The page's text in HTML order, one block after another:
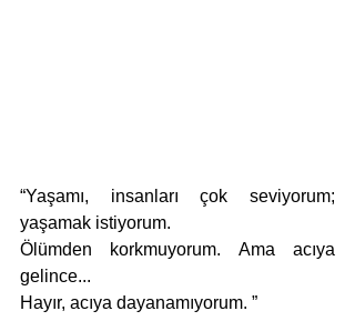
“Yaşamı, insanları çok seviyorum;
yaşamak istiyorum.
Ölümden korkmuyorum. Ama acıya
gelince...
Hayır, acıya dayanamıyorum. ”